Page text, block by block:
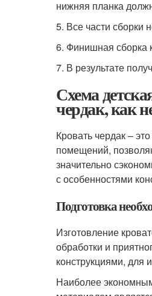
нижняя планка
5. Все части сборки
6. Финишная сборка
7. В результате
Схема
чердак, как
Кровать чердак –
помещений,
значительно
с особенностями
Подготовка
Изготовление
обработки и
конструкциями, для
Наиболее